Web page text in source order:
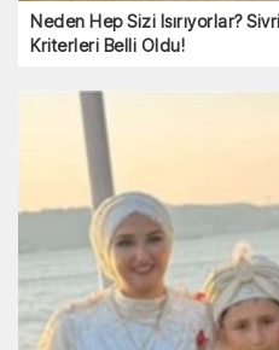
Neden Hep Sizi Isırıyorlar?
Kriterleri Belli Oldu!